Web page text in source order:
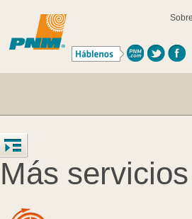
Más servicios